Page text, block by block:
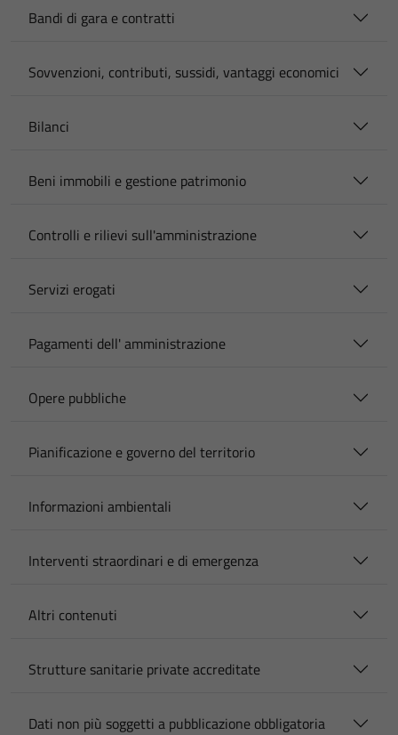
Bandi di gara e contratti
Sovvenzioni, contributi, sussidi, vantaggi economici
Bilanci
Beni immobili e gestione patrimonio
Controlli e rilievi sull'amministrazione
Servizi erogati
Pagamenti dell' amministrazione
Opere pubbliche
Pianificazione e governo del territorio
Informazioni ambientali
Interventi straordinari e di emergenza
Altri contenuti
Strutture sanitarie private accreditate
Dati non più soggetti a pubblicazione obbligatoria